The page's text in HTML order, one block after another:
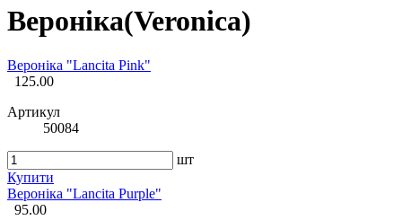
Вероніка(Veronica)
Вероніка "Lancita Pink"
125.00
Артикул
50084
шт
Купити
Вероніка "Lancita Purple"
95.00